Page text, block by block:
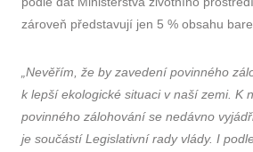
zároveň představují jen 5 % obsahu
„Nevěřím, že by zavedení povinného
k lepší ekologické situaci v naší zemi. K
povinného zálohování se nedávno
je součástí Legislativní rady vlády. I